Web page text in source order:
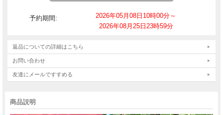
予約期間:
2026年05月08日10時00分～
2026年08月25日23時59分
返品についての詳細はこちら
お問い合わせ
友達にメールですすめる
商品説明